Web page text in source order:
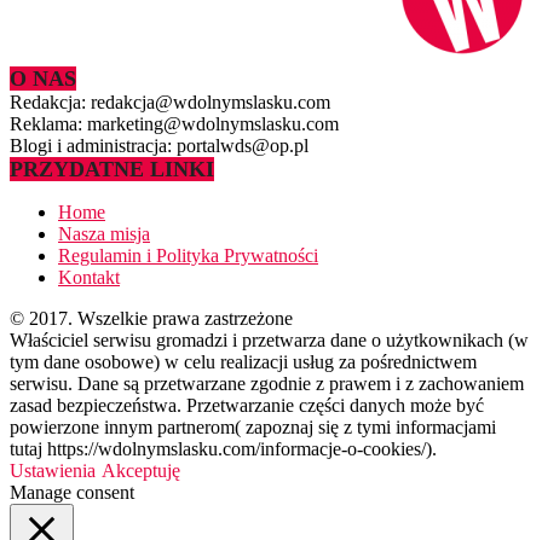
O NAS
Redakcja: redakcja@wdolnymslasku.com
Reklama: marketing@wdolnymslasku.com
Blogi i administracja: portalwds@op.pl
PRZYDATNE LINKI
Home
Nasza misja
Regulamin i Polityka Prywatności
Kontakt
© 2017. Wszelkie prawa zastrzeżone
Właściciel serwisu gromadzi i przetwarza dane o użytkownikach (w
tym dane osobowe) w celu realizacji usług za pośrednictwem
serwisu. Dane są przetwarzane zgodnie z prawem i z zachowaniem
zasad bezpieczeństwa. Przetwarzanie części danych może być
powierzone innym partnerom( zapoznaj się z tymi informacjami
tutaj https://wdolnymslasku.com/informacje-o-cookies/).
Ustawienia Akceptuję
Manage consent